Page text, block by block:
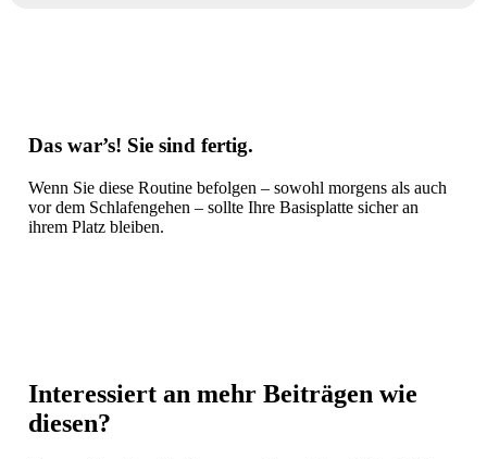
Das war’s! Sie sind fertig.
Wenn Sie diese Routine befolgen – sowohl morgens als auch
vor dem Schlafengehen – sollte Ihre Basisplatte sicher an
ihrem Platz bleiben.
Interessiert an mehr Beiträgen wie
diesen?